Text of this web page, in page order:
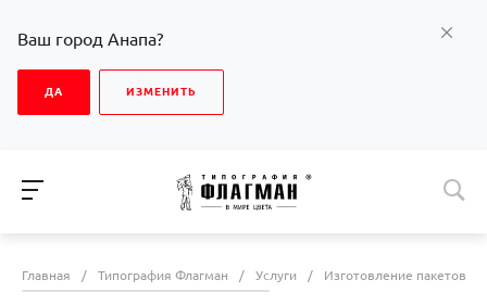
Ваш город Анапа?
ДА ИЗМЕНИТЬ
Главная / Типография Флагман / Услуги / Изготовление пакетов